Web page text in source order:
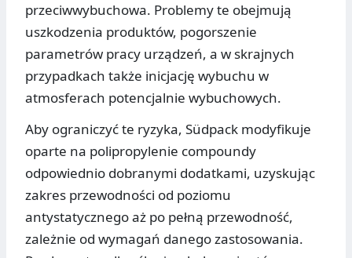
przeciwwybuchowa. Problemy te obejmują
uszkodzenia produktów, pogorszenie
parametrów pracy urządzeń, a w skrajnych
przypadkach także inicjację wybuchu w
atmosferach potencjalnie wybuchowych.
Aby ograniczyć te ryzyka, Südpack modyfikuje
oparte na polipropylenie compoundy
odpowiednio dobranymi dodatkami, uzyskując
zakres przewodności od poziomu
antystatycznego aż po pełną przewodność,
zależnie od wymagań danego zastosowania.